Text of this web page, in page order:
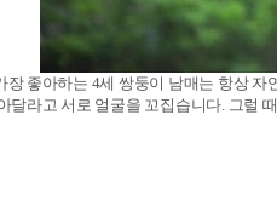
장 좋아하는 4세 쌍둥이 남매는 항상
달라고 서로 얼굴을 꼬집습니다. 그